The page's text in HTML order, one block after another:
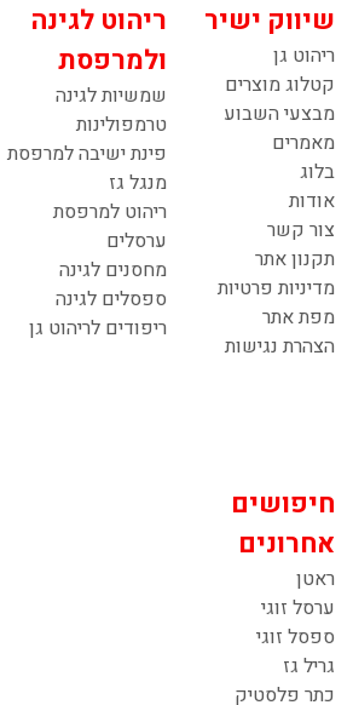
שיווק ישיר
ריהוט גן
קטלוג מוצרים
מבצעי השבוע
מאמרים
בלוג
אודות
צור קשר
תקנון אתר
מדיניות פרטיות
מפת אתר
הצהרת נגישות
ריהוט לגינה
ולמרפסת
שמשיות לגינה
טרמפולינות
פינת ישיבה למרפסת
מנגל גז
ריהוט למרפסת
ערסלים
מחסנים לגינה
ספסלים לגינה
ריפודים לריהוט גן
חיפושים
אחרונים
ראטן
ערסל זוגי
ספסל זוגי
גריל גז
כתר פלסטיק